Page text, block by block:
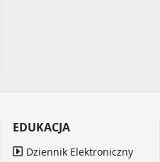
EDUKACJA
Dziennik Elektroniczny